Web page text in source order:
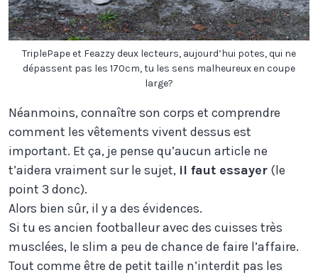
TriplePape et Feazzy deux lecteurs, aujourd’hui potes, qui ne
dépassent pas les 170cm, tu les sens malheureux en coupe
large?
Néanmoins, connaître son corps et comprendre
comment les vêtements vivent dessus est
important. Et ça, je pense qu’aucun article ne
t’aidera vraiment sur le sujet, il faut essayer (le
point 3 donc).
Alors bien sûr, il y a des évidences.
Si tu es ancien footballeur avec des cuisses très
musclées, le slim a peu de chance de faire l’affaire.
Tout comme être de petit taille n’interdit pas les